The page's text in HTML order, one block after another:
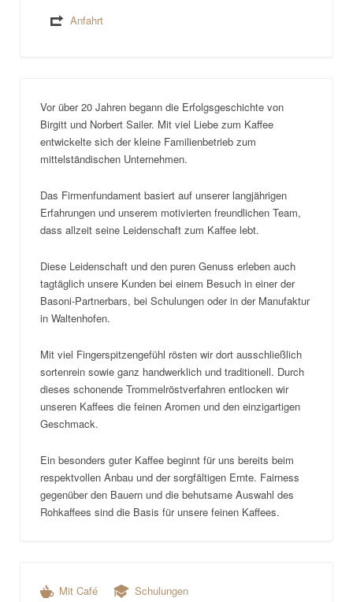
Anfahrt
Vor über 20 Jahren begann die Erfolgsgeschichte von
Birgitt und Norbert Sailer. Mit viel Liebe zum Kaffee
entwickelte sich der kleine Familienbetrieb zum
mittelständischen Unternehmen.
Das Firmenfundament basiert auf unserer langjährigen
Erfahrungen und unserem motivierten freundlichen Team,
dass allzeit seine Leidenschaft zum Kaffee lebt.
Diese Leidenschaft und den puren Genuss erleben auch
tagtäglich unsere Kunden bei einem Besuch in einer der
Basoni-Partnerbars, bei Schulungen oder in der Manufaktur
in Waltenhofen.
Mit viel Fingerspitzengefühl rösten wir dort ausschließlich
sortenrein sowie ganz handwerklich und traditionell. Durch
dieses schonende Trommelröstverfahren entlocken wir
unseren Kaffees die feinen Aromen und den einzigartigen
Geschmack.
Ein besonders guter Kaffee beginnt für uns bereits beim
respektvollen Anbau und der sorgfältigen Ernte. Fairness
gegenüber den Bauern und die behutsame Auswahl des
Rohkaffees sind die Basis für unsere feinen Kaffees.
Mit Café Schulungen